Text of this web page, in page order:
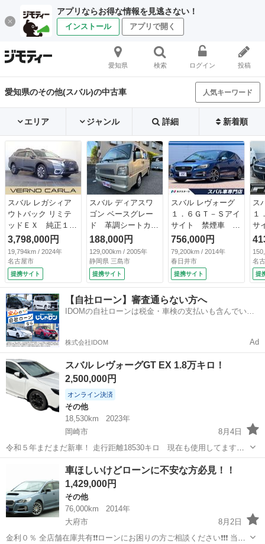
アプリならお得な情報を見逃さない！
インストール アプリで開く
愛知県 検索 ログイン 投稿
愛知県のその他(スバル)の中古車 人気キーワード
エリア ジャンル 詳細 新着順
スバル レガシィア
ウトバック リミテ
ッドＥＸ 純正１
１．６型ナビ ＢＳ
Ｍ 本革シート 障
害物センサー シ
ートヒーター シー
トエアコン ステア
リングヒーター 前
席パワーシート パ
ワーゲート ＬＥ
Ｄライト スマート
キー 純正ＡＷ バ
ックカメラ （車検
整備付）
3,798,000円
19,794km / 2024年
名古屋市
提携サイト
スバル ディアスワ
ゴン ベースグレー
ド 革調シートカバ
ー バックカメラ
ＥＴＣ （検10.8）
188,000円
129,000km / 2005年
静岡県 三島市
提携サイト
スバル レヴォーグ
１．６ＧＴ－Ｓアイ
サイト 禁煙車 黒
革シート 純正ビル
トインナビ ＥＴ
Ｃ バックカメラ
シートヒーター シ
ートポジションメモ
リ ＢＩＬＳＴＥＩ
Ｎダンパー シート
ポジションメモリ
（検9.8）
756,000円
79,200km / 2014年
春日井市
提携サイト
ス
１
サ
バ
Ｃ
シ
ー
レ
（
名
提
【自社ローン】審査通らない方へ
IDOMの自社ローンは税金・車検の支払いも含んでいる
株式会社IDOM Ad
スバル レヴォーグGT EX 1.8万キロ！
2,500,000円
オンライン決済
その他
18,530km
2023年
岡崎市
8月4日
令和５年まだまだ新車！ 走行距離18530キロ 現在も使用してますの
で気持ち伸びるかもしれません 車検令和10年7月 代理のため気になる
方お問い合わせください車ほしいけどローンに不安な方必見！！
1,429,000円
その他
76,000km
2014年
大府市
8月2日
金利０％ 全店舗在庫共有❗️❗️ローンにお困りの方ご相談ください❗️❗️❗️ 当店